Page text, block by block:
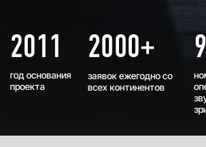
ОСНОВНОЙ КОНКУРС
ПОЛНОМЕТРАЖНЫЕ ФИЛЬМЫ
Фестиваля